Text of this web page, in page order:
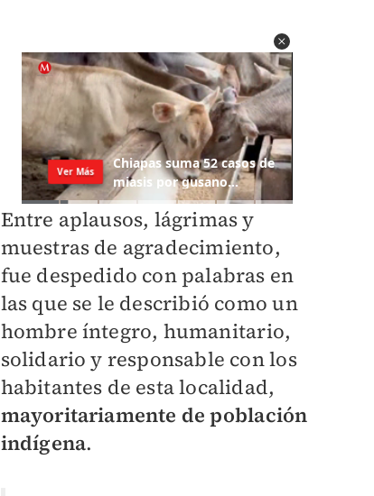
Entre aplausos, lágrimas y
muestras de agradecimiento,
fue despedido con palabras en
las que se le describió como un
hombre íntegro, humanitario,
solidario y responsable con los
habitantes de esta localidad,
mayoritariamente de población
indígena.